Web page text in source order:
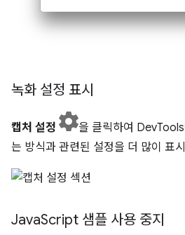
녹화 설정 표시
캡처 설정
을 클릭하여
는 방식과 관련된 설정을 더 많이 표
JavaScript 샘플 사용 중지